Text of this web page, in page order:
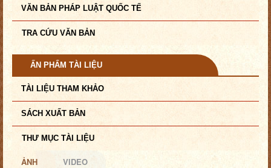
VĂN BẢN PHÁP LUẬT QUỐC TẾ
TRA CỨU VĂN BẢN
ẤN PHẨM TÀI LIỆU
TÀI LIỆU THAM KHẢO
SÁCH XUẤT BẢN
THƯ MỤC TÀI LIỆU
ẢNH VIDEO